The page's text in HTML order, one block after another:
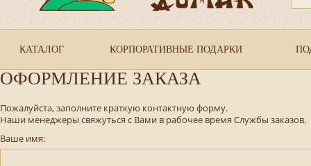
КАТАЛОГ КОРПОРАТИВНЫЕ ПОДАРКИ
ОФОРМЛЕНИЕ ЗАКАЗА
Пожалуйста, заполните краткую контактную форму.
Наши менеджеры свяжуться с Вами в рабочее время Службы заказов.
Ваше имя: